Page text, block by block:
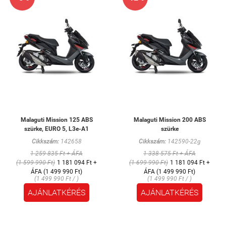
Malaguti Mission 125 ABS
szürke, EURO 5, L3e-A1
Cikkszám:142658
1 259 835 Ft + ÁFA
(1 599 990 Ft) 1 181 094 Ft +
ÁFA (1 499 990 Ft)
(1 499 990 Ft / )
AJÁNLATKÉRÉS
Malaguti Mission 200 ABS
szürke
Cikkszám:142590-22g
1 338 575 Ft + ÁFA
(1 699 990 Ft) 1 181 094 Ft +
ÁFA (1 499 990 Ft)
(1 499 990 Ft / )
AJÁNLATKÉRÉS